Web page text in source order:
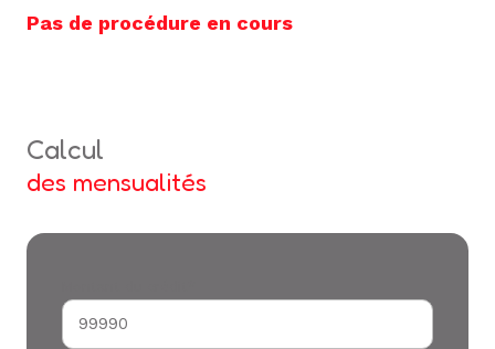
Pas de procédure en cours
calcul
des mensualités